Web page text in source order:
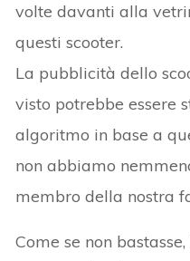
volte davanti alla
questi scooter.
La pubblicità dello
visto potrebbe essere
algoritmo in base a
non abbiamo
membro della nostra
Come se non